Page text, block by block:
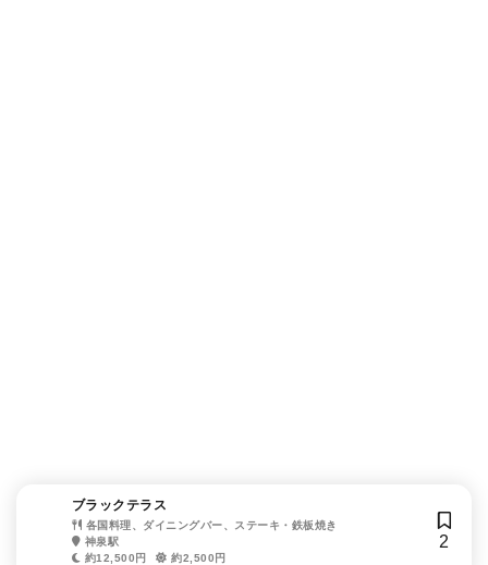
ブラックテラス
各国料理、ダイニングバー、ステーキ・鉄板焼き
神泉駅
約12,500円
約2,500円
2